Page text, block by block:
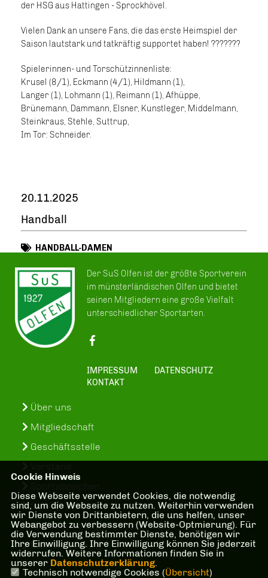
der HSG aus Hattingen - Sprockhövel.
Vielen Dank an unsere Fans, die das erste Heimspiel der
Saison lautstark und tatkräftig supportet haben! ?????‍??
Spielerinnen- und Torschützinnenliste:
Krusel (8/1), Eckmann (4/1), Hildmann (1),
Langer (1), Lohmann (1), Reimann (1), Afhüppe,
Brünemann, Dammann, Elsner, Kunstleger, Middelmann,
Steinkraus, Stehle, Suttrup,
Im Tor: Schneider.
20.11.2025
Handball
HANDBALL-DAMEN
Der SuS Olfen ist der größte Sportverein
im münsterländischen Olfen und bietet
seinen Mitgliedern eine große Vielfalt
unterschiedlicher Sportarten.
IMPRESSUM
DATENSCHUTZ
KONTAKT
Über uns
Mitgliedschaft
Geschäftsstelle
Vorstand
Sportabzeichen
SuS-In-Treff
Kinder- und Jugenschutzkonzept
Bankverbindung
Cookie Hinweis
Diese Webseite verwendet Cookies, die notwendig
sind, um die Webseite zu nutzen. Weiterhin verwenden
wir Dienste von Drittanbietern, die uns helfen, unser
Webangebot zu verbessern (Website-Optmierung). Für
die Verwendung bestimmter Dienste, benötigen wir
Ihre Einwilligung. Ihre Einwilligung können Sie jederzeit
widerrufen. Weitere Informationen finden Sie in
unserer Datenschutzerklärung.
Technisch notwendige Cookies (Übersicht)